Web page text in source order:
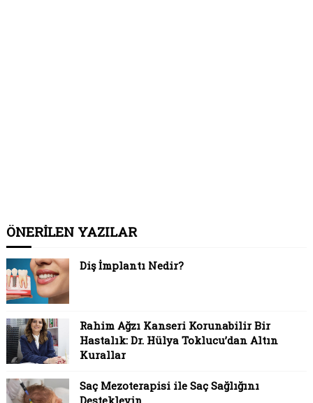
ÖNERİLEN YAZILAR
Diş İmplantı Nedir?
Rahim Ağzı Kanseri Korunabilir Bir
Hastalık: Dr. Hülya Toklucu’dan Altın
Kurallar
Saç Mezoterapisi ile Saç Sağlığını
Destekleyin